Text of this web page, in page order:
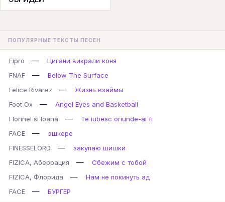
ПОПУЛЯРНЫЕ ТЕКСТЫ ПЕСЕН
Fipro —
Цигани викрали коня
FNAF
—
Below The Surface
Felice Rivarez
—
Жизнь взаймы
Foot Ox
—
Angel Eyes and Basketball
Florinel si Ioana
—
Te iubesc oriunde-ai fi
FACE
—
эшкере
FINESSELORD
—
закупаю шишки
FIZICA, Аберрация
—
Сбежим с тобой
FIZICA, Флорида
—
Нам не покинуть ад
FACE
— БУРГЕР